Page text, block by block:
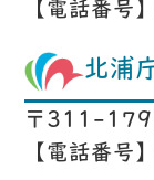
【電話番
北浦
〒311-
【電話番